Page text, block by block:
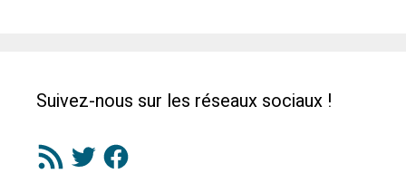
Suivez-nous sur les réseaux sociaux !
Flux
RSS
TwitterFacebook